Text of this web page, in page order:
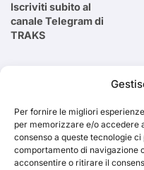
Per fornire le migliori
per memorizzare e/o accedere
consenso a queste tecnologie
comportamento di navigazione
acconsentire o ritirare il
Iscriviti subito al
canale Telegram di
TRAKS